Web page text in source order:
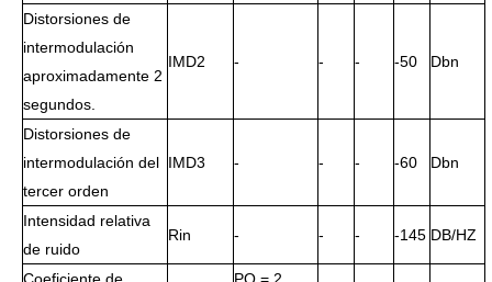
Distorsiones de
intermodulación
aproximadamente 2
segundos.
IMD2 - - - -50 Dbn
Distorsiones de
intermodulación del
tercer orden
IMD3 - - - -60 Dbn
Intensidad relativa
de ruido
Rin - - - -145 DB/HZ